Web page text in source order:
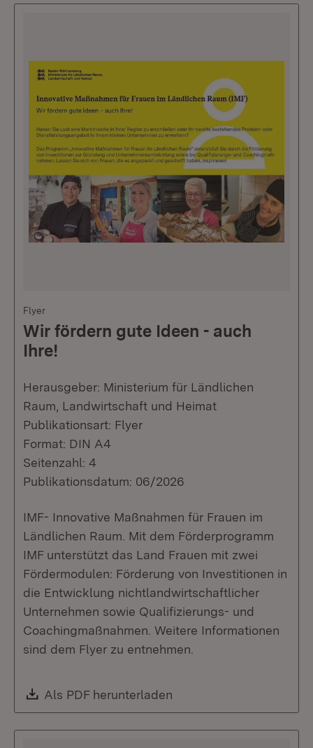
Flyer
Wir fördern gute Ideen - auch
Ihre!
Herausgeber: Ministerium für Ländlichen
Raum, Landwirtschaft und Heimat
Publikationsart: Flyer
Format: DIN A4
Seitenzahl: 4
Publikationsdatum: 06/2026
IMF- Innovative Maßnahmen für Frauen im
Ländlichen Raum. Mit dem Förderprogramm
IMF unterstützt das Land Frauen mit zwei
Fördermodulen: Förderung von Investitionen in
die Entwicklung nichtlandwirtschaftlicher
Unternehmen sowie Qualifizierungs- und
Coachingmaßnahmen. Weitere Informationen
sind dem Flyer zu entnehmen.
Download:
Als PDF herunterladen